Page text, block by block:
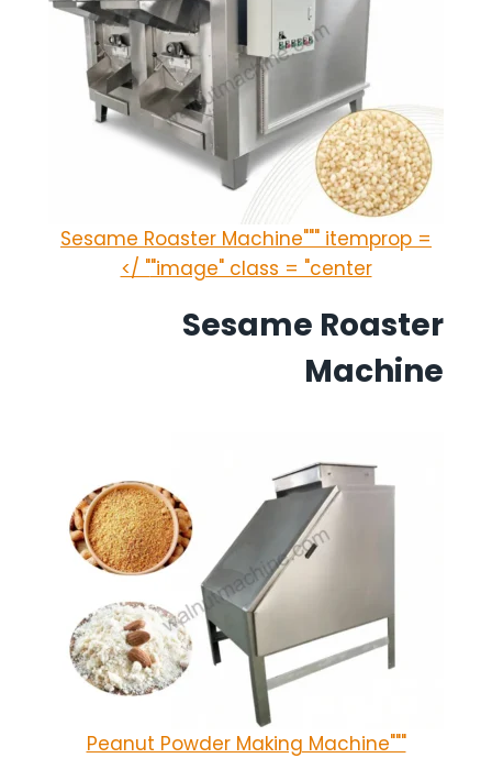
Sesame Roaster Machine""" itemprop =
"image" class = "center" />
Sesame Roaster
Machine
Peanut Powder Making Machine"""